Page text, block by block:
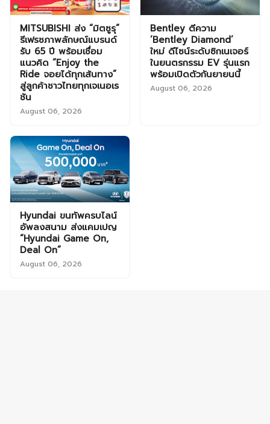
MITSUBISHI ส่ง “มิตซูรุ”
รีเฟรชภาพลักษณ์แบรนด์
รับ 65 ปี พร้อมเชื่อม
แนวคิด “Enjoy the
Ride จอยได้ทุกเส้นทาง”
สู่ลูกค้าชาวไทยทุกเจเนอเร
ชัน
August 06, 2026
Bentley ตีความ
‘Bentley Diamond’
ใหม่ ดีไซน์ระดับซิกเนเจอร์
ในยนตรกรรม EV รุ่นแรก
พร้อมเปิดตัวกันยายนนี้
August 06, 2026
Hyundai ขนทัพครบไลน์
อัพลงสนาม ส่งแคมเปญ
“Hyundai Game On,
Deal On”
August 06, 2026